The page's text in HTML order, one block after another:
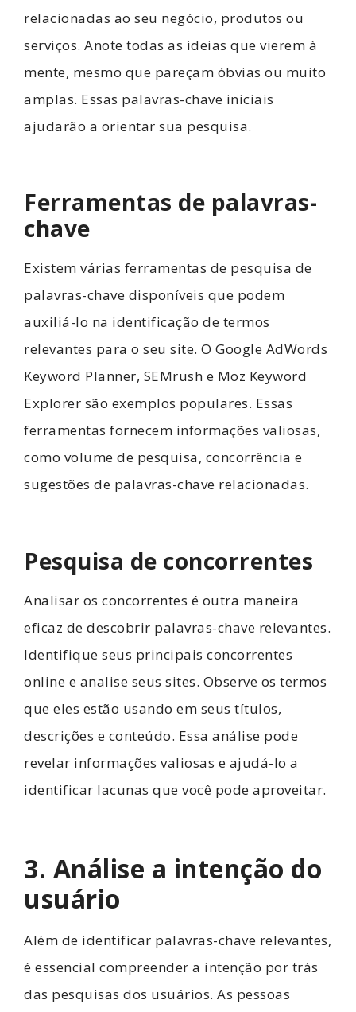
relacionadas ao seu negócio, produtos ou
serviços. Anote todas as ideias que vierem à
mente, mesmo que pareçam óbvias ou muito
amplas. Essas palavras-chave iniciais
ajudarão a orientar sua pesquisa.
Ferramentas de palavras-
chave
Existem várias ferramentas de pesquisa de
palavras-chave disponíveis que podem
auxiliá-lo na identificação de termos
relevantes para o seu site. O Google AdWords
Keyword Planner, SEMrush e Moz Keyword
Explorer são exemplos populares. Essas
ferramentas fornecem informações valiosas,
como volume de pesquisa, concorrência e
sugestões de palavras-chave relacionadas.
Pesquisa de concorrentes
Analisar os concorrentes é outra maneira
eficaz de descobrir palavras-chave relevantes.
Identifique seus principais concorrentes
online e analise seus sites. Observe os termos
que eles estão usando em seus títulos,
descrições e conteúdo. Essa análise pode
revelar informações valiosas e ajudá-lo a
identificar lacunas que você pode aproveitar.
3. Análise a intenção do
usuário
Além de identificar palavras-chave relevantes,
é essencial compreender a intenção por trás
das pesquisas dos usuários. As pessoas